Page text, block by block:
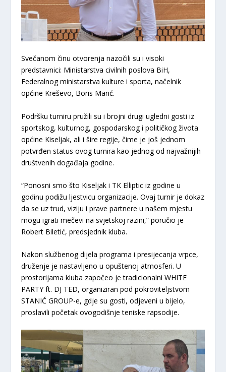
​Svečanom činu otvorenja nazočili su i visoki
predstavnici: Ministarstva civilnih poslova BiH,
Federalnog ministarstva kulture i sporta, načelnik
općine Kreševo, Boris Marić.
​Podršku turniru pružili su i brojni drugi ugledni gosti iz
sportskog, kulturnog, gospodarskog i političkog života
općine Kiseljak, ali i šire regije, čime je još jednom
potvrđen status ovog turnira kao jednog od najvažnijih
društvenih događaja godine.
“Ponosni smo što Kiseljak i TK Elliptic iz godine u
godinu podižu ljestvicu organizacije. Ovaj turnir je dokaz
da se uz trud, viziju i prave partnere u našem mjestu
mogu igrati mečevi na svjetskoj razini,” poručio je
Robert Biletić, predsjednik kluba.
​Nakon službenog dijela programa i presijecanja vrpce,
druženje je nastavljeno u opuštenoj atmosferi. U
prostorijama kluba započeo je tradicionalniWHITE
PARTY ft. DJ TED, organiziran pod pokroviteljstvom
STANIĆ GROUP-e, gdje su gosti, odjeveni u bijelo,
proslavili početak ovogodišnje teniske rapsodije.